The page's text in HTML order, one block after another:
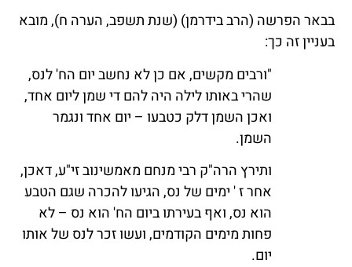
בבאר הפרשה (הרב בידרמן) (שנת תשפב, הערה ח), מובא
בעניין זה כך:
"ורבים מקשים, אם כן לא נחשב יום הח' לנס,
שהרי באותו לילה היה להם די שמן ליום אחד,
ואכן השמן דלק כטבעו – יום אחד ונגמר
השמן.
ותירץ הרה"ק רבי מנחם מאמשינוב זי"ע, דאכן,
אחר ז ' ימים של נס, הגיעו להכרה שגם הטבע
הוא נס, ואף בעירתו ביום הח' הוא נס – לא
פחות מימים הקודמים, ועשו זכר לנס של אותו
יום.